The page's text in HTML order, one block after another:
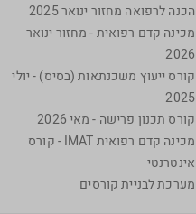
הכנה לרפואה מחזור ינואר 2025
מכינה קדם רפואית - מחזור ינואר
2026
קורס ייעוץ משכנתאות (בסיס) - יולי
2025
קורס תכנון פרישה - מאי 2026
מכינה קדם רפואית IMAT - קורס
אינטרנטי
מערכת לבניית קורסים